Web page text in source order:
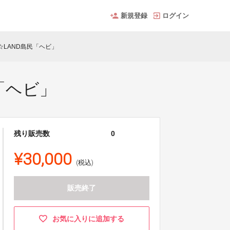
新規登録 ログイン
島民「ヘビ」
ビ」
残り販売数 0
¥30,000 (税込)
販売終了
お気に入りに追加する